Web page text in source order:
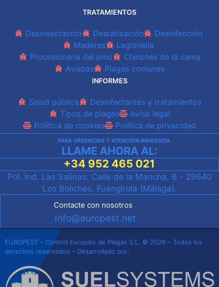
TRATAMIENTOS
Desinsectación Desratización
Desinfección
Maderas
Legionella
Procesionaria del pino
Chinches de la cama
Avispas
Plagas comunes
INFORMES
Salud pública
Desinfectantes y tratamientos
Tipos de plagas
Aviso legal
Política de cookies
Política de privacidad
PARA URGENCIAS Y ATENCIÓN INMEDIATA
LLAME AHORA AL:
+34 952 465 021
Pol. Ind. Las Salinas. Calle de la Mancha, 6 - 29640
Los Boliches. Fuengirola (Málaga).
Contacte con nosotros
info@europest.net
EUROPEST – Control Europeo de Plagas S.L. © 2026 – Todos los
derechos reservados – Desarrollado por: